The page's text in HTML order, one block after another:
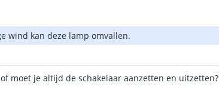
wind kan deze lamp omvallen.
moet je altijd de schakelaar aanzetten en uitzetten?